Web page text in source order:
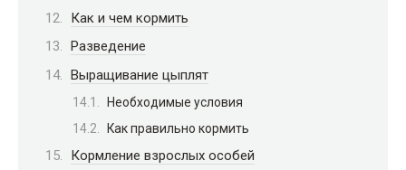
Как и чем кормить
Разведение
Выращивание цыплят
Необходимые условия
Как правильно кормить
Кормление взрослых особей